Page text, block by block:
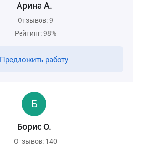
Арина А.
Отзывов: 9
Рейтинг: 98%
Предложить работу
Борис О.
Отзывов: 140